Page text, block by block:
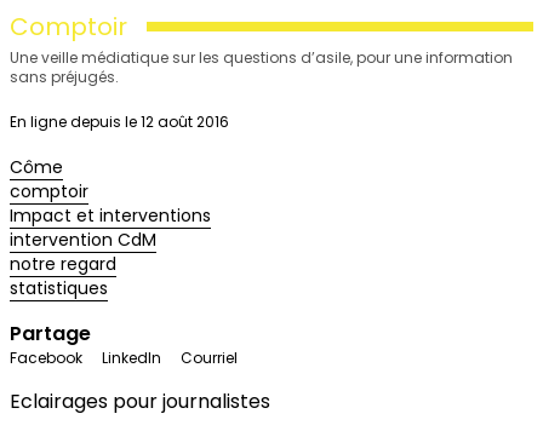
Comptoir
Une veille médiatique sur les questions d’asile, pour une information
sans préjugés.
En ligne depuis le 12 août 2016
Côme
comptoir
Impact et interventions
intervention CdM
notre regard
statistiques
Partage
Facebook LinkedIn Courriel
Eclairages pour journalistes